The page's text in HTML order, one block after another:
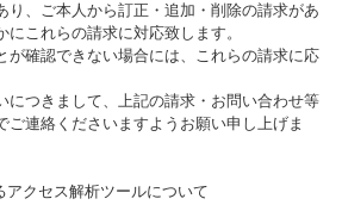
り、ご本人から訂正・追加・削除の請求があ
これらの請求に対応致します。
が確認できない場合には、これらの請求に応
につきまして、上記の請求・お問い合わせ等
ご連絡くださいますようお願い申し上げま
クセス解析ツールについて